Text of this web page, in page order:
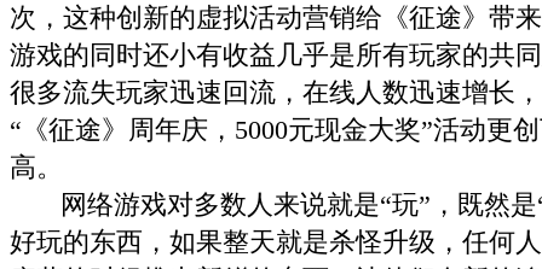
次，这种创新的虚拟活动营销给《征途》带
游戏的同时还小有收益几乎是所有玩家的共
很多流失玩家迅速回流，在线人数迅速增长
“《征途》周年庆，5000元现金大奖”活动更
高。
网络游戏对多数人来说就是“玩”，既然是
好玩的东西，如果整天就是杀怪升级，任何